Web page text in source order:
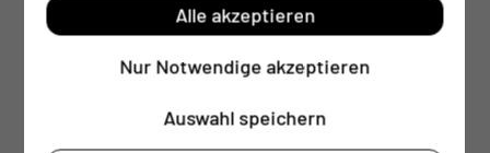
Alle akzeptieren
Nur Notwendige akzeptieren
Auswahl speichern